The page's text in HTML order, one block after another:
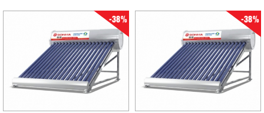
-38% -38%